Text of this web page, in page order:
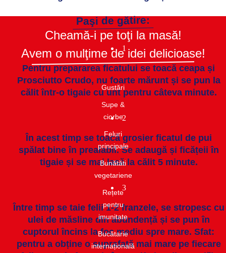
Paşi de gătire:
1
Pentru prepararea ficatului se toacă ceapa și
Prosciutto Crudo, nu foarte mărunt și se pun la
călit într-o tigaie cu unt pentru câteva minute.
2
În acest timp se toacă grosier ficatul de pui
spălat bine în prealabil. Se adaugă și ficățeii în
tigaie și se mai lasă la călit 5 minute.
3
Între timp se taie felii 1-2 franzele, se stropesc cu
ulei de măsline din abundență și se pun în
cuptorul încins la foc mediu spre mare. Sfat:
pentru a obține o suprafață mai mare pe fiecare
Cheamă-i pe toţi la masă!
Avem o mulţime de idei delicioase!
Gustări​
Supe &
ciorbe​
Feluri
principale
Bunătăti
vegetariene
Rețete
pentru
imunitate​
Bucătarie
internațională​